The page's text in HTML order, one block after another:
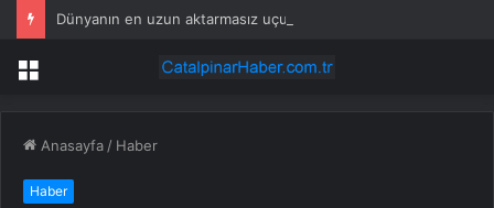
Menü
Anasayfa / Haber
Haber